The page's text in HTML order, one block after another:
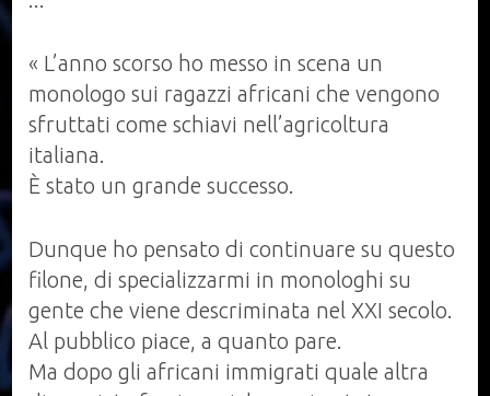
« L’anno scorso ho messo in scena un
monologo sui ragazzi africani che vengono
sfruttati come schiavi nell’agricoltura
italiana.
È stato un grande successo.
Dunque ho pensato di continuare su questo
filone, di specializzarmi in monologhi su
gente che viene descriminata nel XXI secolo.
Al pubblico piace, a quanto pare.
Ma dopo gli africani immigrati quale altra